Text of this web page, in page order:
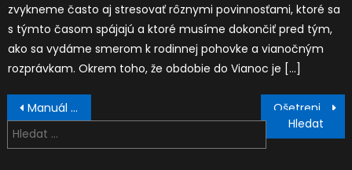
zvykneme často aj stresovať rôznymi povinnosťami, ktoré sa
s týmto časom spájajú a ktoré musíme dokončiť pred tým,
ako sa vydáme smerom k rodinnej pohovke a vianočným
rozprávkam. Okrem toho, že obdobie do Vianoc je […]
Navigace
pro
příspěvek
Manuál pre nastávajúce matky
Vyhledávání